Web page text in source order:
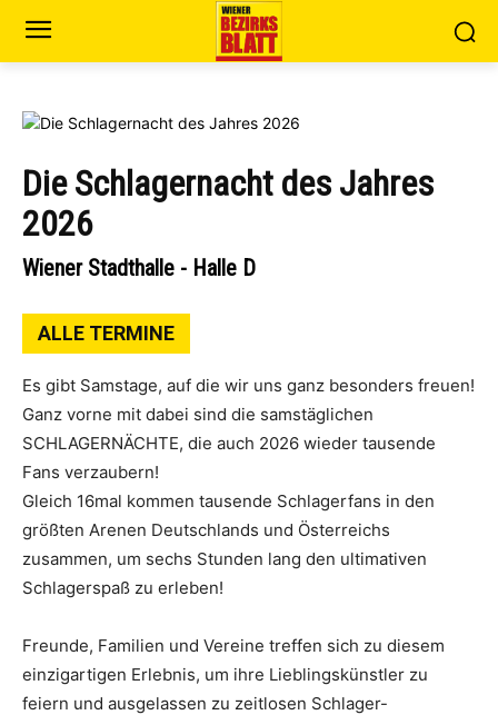
Die Schlagernacht des Jahres
2026
Wiener Stadthalle - Halle D
ALLE TERMINE
Es gibt Samstage, auf die wir uns ganz besonders freuen!
Ganz vorne mit dabei sind die samstäglichen
SCHLAGERNÄCHTE, die auch 2026 wieder tausende
Fans verzaubern!
Gleich 16mal kommen tausende Schlagerfans in den
größten Arenen Deutschlands und Österreichs
zusammen, um sechs Stunden lang den ultimativen
Schlagerspaß zu erleben!
Freunde, Familien und Vereine treffen sich zu diesem
einzigartigen Erlebnis, um ihre Lieblingskünstler zu
feiern und ausgelassen zu zeitlosen Schlager-